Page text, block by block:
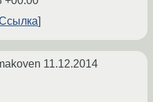
11.12.2014